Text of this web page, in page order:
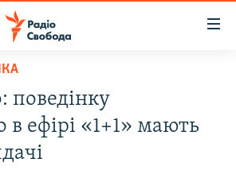
в ефірі «1+1» мають